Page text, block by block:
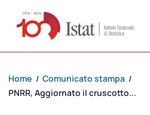
Home / Comunicato stampa /
PNRR, Aggiornato il cruscotto...